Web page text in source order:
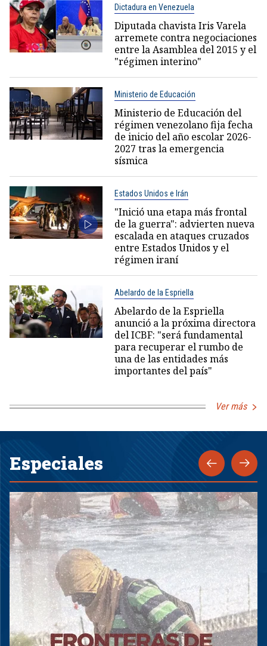
Dictadura en Venezuela
Diputada chavista Iris Varela
arremete contra negociaciones
entre la Asamblea del 2015 y el
"régimen interino"
Ministerio de Educación
Ministerio de Educación del
régimen venezolano fija fecha
de inicio del año escolar 2026-
2027 tras la emergencia
sísmica
Estados Unidos e Irán
"Inició una etapa más frontal
de la guerra": advierten nueva
escalada en ataques cruzados
entre Estados Unidos y el
régimen iraní
Abelardo de la Espriella
Abelardo de la Espriella
anunció a la próxima directora
del ICBF: "será fundamental
para recuperar el rumbo de
una de las entidades más
importantes del país"
Ver más
Especiales